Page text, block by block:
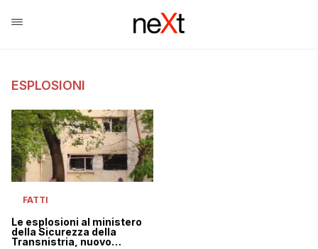
ESPLOSIONI
FATTI
Le esplosioni al ministero
della Sicurezza della
Transnistria, nuovo